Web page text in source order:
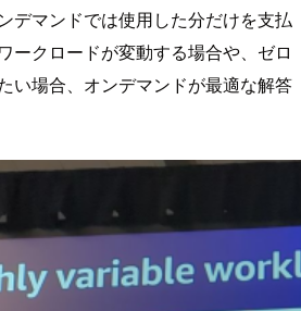
デマンドでは使用した分だけを支払
ークロードが変動する場合や、ゼロ
い場合、オンデマンドが最適な解答